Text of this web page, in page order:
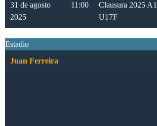
31 de agosto
2025
11:00
Clausura 2025 A1
U17F
Estadio
Juan Ferreira